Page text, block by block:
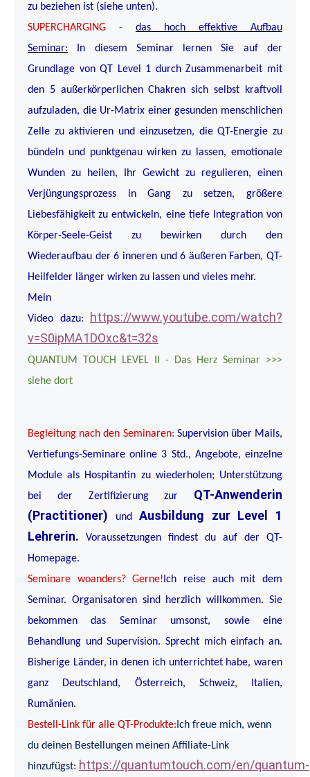
zu beziehen ist (siehe unten).
SUPERCHARGING - das hoch effektive Aufbau
Seminar: In diesem Seminar lernen Sie auf der
Grundlage von QT Level 1 durch Zusammenarbeit mit
den 5 außerkörperlichen Chakren sich selbst kraftvoll
aufzuladen, die Ur-Matrix einer gesunden menschlichen
Zelle zu aktivieren und einzusetzen, die QT-Energie zu
bündeln und punktgenau wirken zu lassen, emotionale
Wunden zu heilen, Ihr Gewicht zu regulieren, einen
Verjüngungsprozess in Gang zu setzen, größere
Liebesfähigkeit zu entwickeln, eine tiefe Integration von
Körper-Seele-Geist zu bewirken durch den
Wiederaufbau der 6 inneren und 6 äußeren Farben, QT-
Heilfelder länger wirken zu lassen und vieles mehr.
Mein
Video dazu:
https://www.youtube.com/watch?
v=S0ipMA1DOxc&t=32s
QUANTUM TOUCH LEVEL II - Das Herz Seminar >>>
siehe dort
Begleitung nach den Seminaren: Supervision über Mails,
Vertiefungs-Seminare online 3 Std., Angebote, einzelne
Module als Hospitantin zu wiederholen; Unterstützung
bei der Zertifizierung zur QT-Anwenderin
(Practitioner) undAusbildung zur Level 1
Lehrerin.
Voraussetzungen findest du auf der QT-
Homepage.
Seminare woanders? Gerne! Ich reise auch mit dem
Seminar. Organisatoren sind herzlich willkommen. Sie
bekommen das Seminar umsonst, sowie eine
Behandlung und Supervision. Sprecht mich einfach an.
Bisherige Länder, in denen ich unterrichtet habe, waren
ganz Deutschland, Österreich, Schweiz, Italien,
Rumänien.
Bestell-Link für alle QT-Produkte: Ich freue mich, wenn
du deinen Bestellungen meinen Affiliate-Link
hinzufügst: https://quantumtouch.com/en/quantum-